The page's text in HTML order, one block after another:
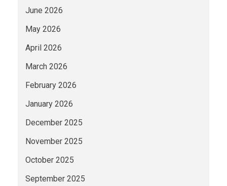
June 2026
May 2026
April 2026
March 2026
February 2026
January 2026
December 2025
November 2025
October 2025
September 2025